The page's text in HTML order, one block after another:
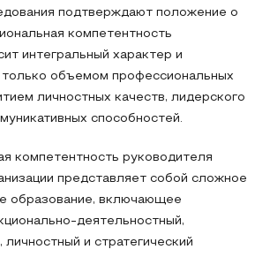
подтверждают положение о
компетентность
интегральный характер и
объемом профессиональных
личностных качеств, лидерского
способностей.
компетентность руководителя
представляет собой сложное
образование, включающее
деятельностный,
личностный и стратегический